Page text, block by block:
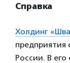
Справка
Холдинг
предприятия
России. В его